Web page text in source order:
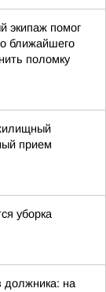
экипаж помог
ближайшего
поломку
прием
уборка
должника: на